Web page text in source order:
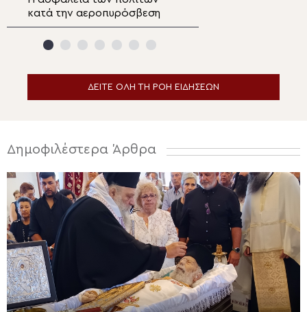
κατά την αεροπυρόσβεση
ΔΕΙΤΕ ΟΛΗ ΤΗ ΡΟΗ ΕΙΔΗΣΕΩΝ
Δημοφιλέστερα Άρθρα